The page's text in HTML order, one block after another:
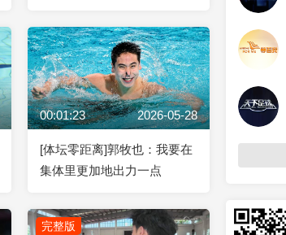
00:01:23 2026-05-28
[体坛零距离]郭牧也：我要在
集体里更加地出力一点
完整版